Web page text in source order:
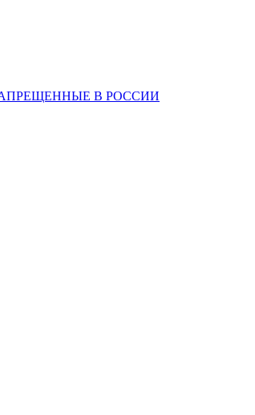
В РОССИИ